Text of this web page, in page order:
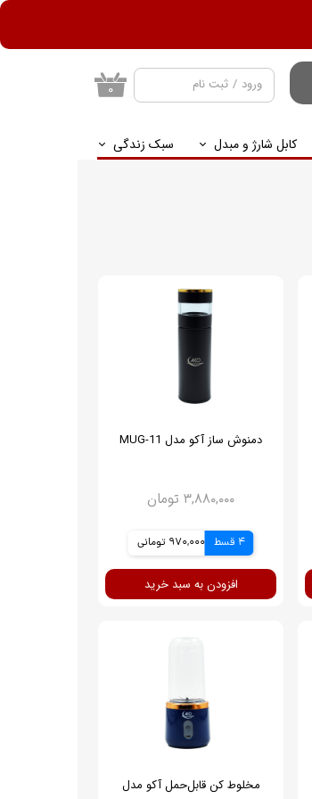
کابل شارژ و مبدل سبک زندگی
ورود / ثبت نام
تغییر گذر واژه
۰
دمنوش ساز آکو مدل MUG-11
۳,۸۸۰,۰۰۰ تومان
4 قسط 970,000 تومانی
افزودن به سبد خرید
مخلوط کن قابل‌حمل آکو مدل